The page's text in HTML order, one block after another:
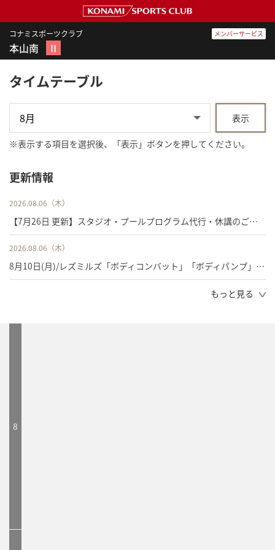
コナミスポーツクラブ
本山南 Ⅱ
メンバーサービス
タイムテーブル
表示
※表示する項目を選択後、「表示」ボタンを押してください。
更新情報
2026.08.06（木）
【7月26日 更新】スタジオ・プールプログラム代行・休講のご案内
2026.08.06（木）
8月10日(月)/レズミルズ「ボディコンバット」「ボディパンプ」「ボディアタック」イベント
もっと見る
8